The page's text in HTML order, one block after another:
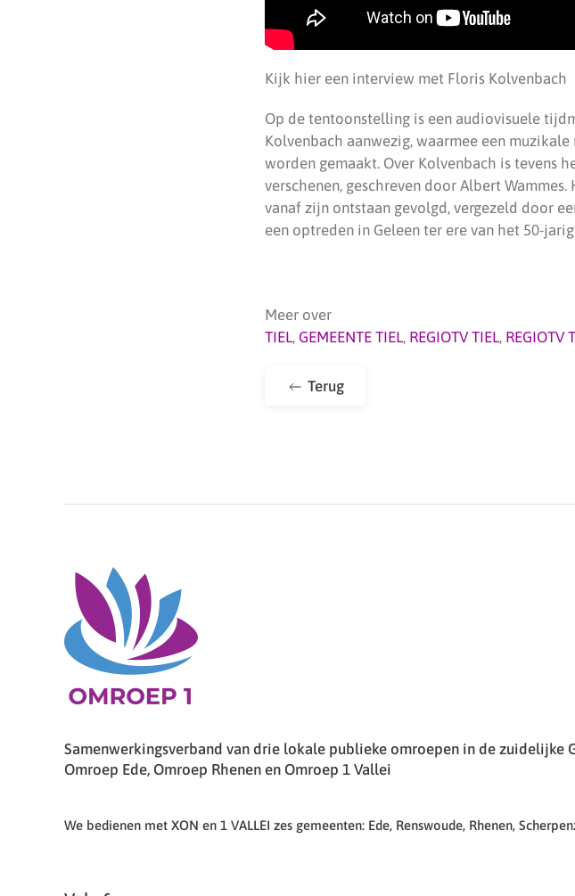
Kijk hier een interview met Floris Kolvenbach
Op de tentoonstelling is een audiovisuele
Kolvenbach aanwezig, waarmee een
worden gemaakt. Over Kolvenbach is tevens
verschenen, geschreven door Albert
vanaf zijn ontstaan gevolgd, vergezeld door
een optreden in Geleen ter ere van het 50-
Meer over
TIEL, GEMEENTE TIEL, REGIOTV TIEL, REGIOTV
Terug
Samenwerkingsverband van drie lokale publieke omroepen in de zuidelijke
Omroep Ede, Omroep Rhenen en Omroep 1 Vallei
We bedienen met XON en 1 VALLEI zes gemeenten: Ede, Renswoude, Rhenen,